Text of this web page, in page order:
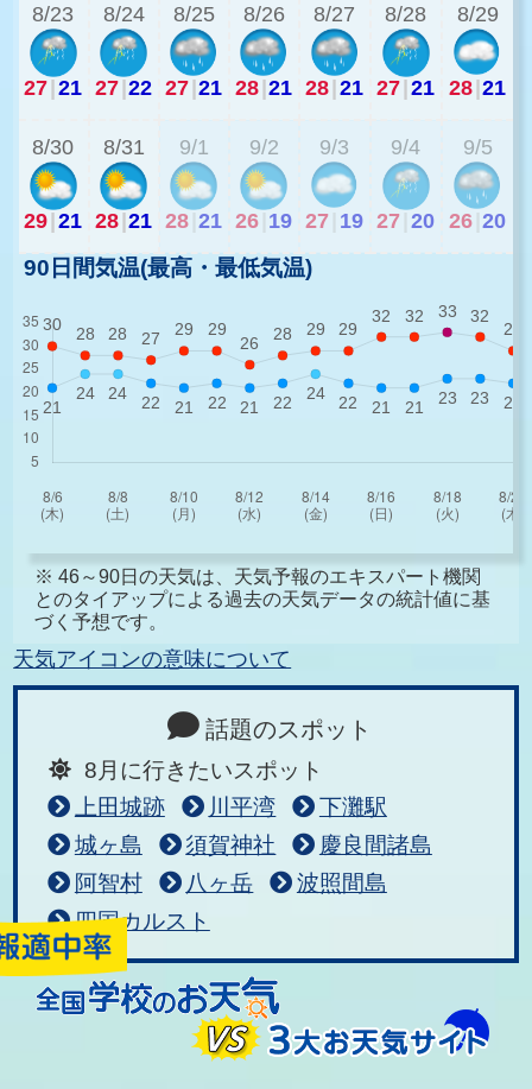
8/23
27 21
8/24
27 22
8/25
27 21
8/26
28 21
8/27
28 21
8/28
27 21
8/29
28 21
8/30
29 21
8/31
28 21
9/1
28 21
9/2
26 19
9/3
27 19
9/4
27 20
9/5
26 20
90日間気温(最高・最低気温)
※ 46～90日の天気は、天気予報のエキスパート機関
とのタイアップによる過去の天気データの統計値に基
づく予想です。
天気アイコンの意味について
話題のスポット
8月に行きたいスポット
上田城跡
川平湾
下灘駅
城ヶ島
須賀神社
慶良間諸島
阿智村
八ヶ岳
波照間島
四国カルスト